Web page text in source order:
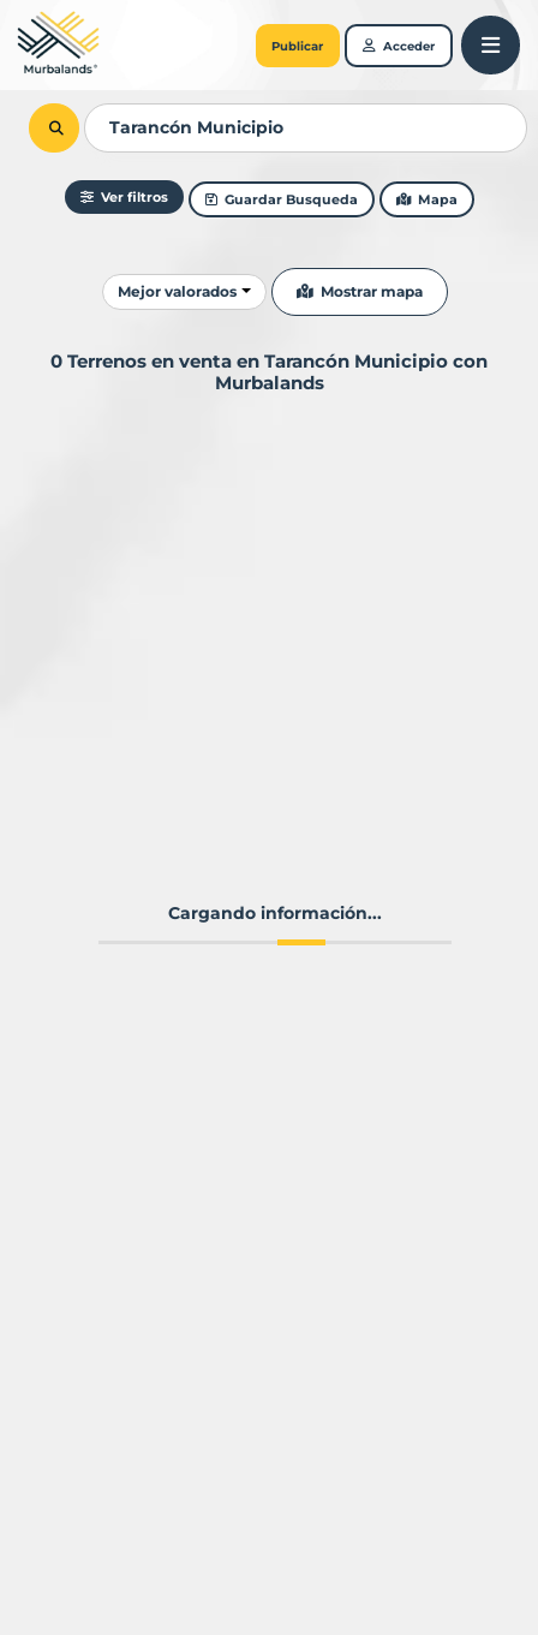
Publicar Acceder
Ver filtros Guardar Busqueda Mapa
Ordenar resultados
Mejor valorados Mostrar mapa
0 Terrenos en venta en Tarancón Municipio con
Murbalands
Cargando información...